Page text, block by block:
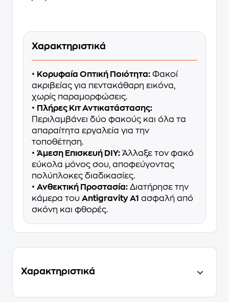
Χαρακτηριστικά
• Κορυφαία Οπτική Ποιότητα: Φακοί
ακριβείας για πεντακάθαρη εικόνα,
χωρίς παραμορφώσεις.
• Πλήρες Κιτ Αντικατάστασης:
Περιλαμβάνει δύο φακούς και όλα τα
απαραίτητα εργαλεία για την
τοποθέτηση.
• Άμεση Επισκευή DIY: Άλλαξε τον φακό
εύκολα μόνος σου, αποφεύγοντας
πολύπλοκες διαδικασίες.
• Ανθεκτική Προστασία: Διατήρησε την
κάμερα του Antigravity A1 ασφαλή από
σκόνη και φθορές.
Χαρακτηριστικά